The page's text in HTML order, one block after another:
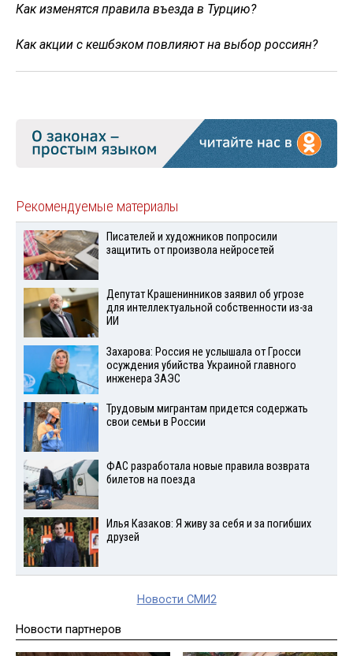
Как изменятся правила въезда в Турцию?
Как акции с кешбэком повлияют на выбор россиян?
Рекомендуемые материалы
Писателей и художников попросили
защитить от произвола нейросетей
Депутат Крашенинников заявил об угрозе
для интеллектуальной собственности из-за
ИИ
Захарова: Россия не услышала от Гросси
осуждения убийства Украиной главного
инженера ЗАЭС
Трудовым мигрантам придется содержать
свои семьи в России
ФАС разработала новые правила возврата
билетов на поезда
Илья Казаков: Я живу за себя и за погибших
друзей
Новости СМИ2
Новости партнеров